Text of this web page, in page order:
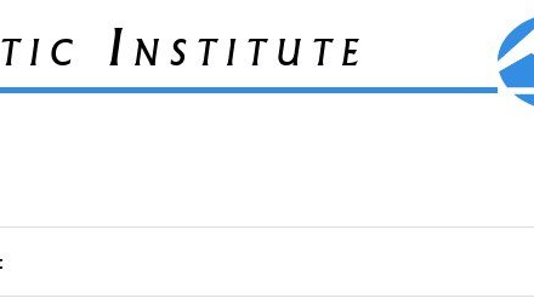
Institute